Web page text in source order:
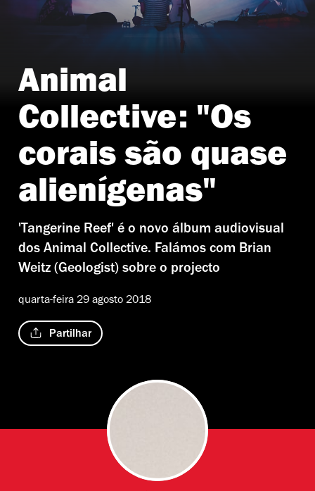
Animal
Collective: "Os
corais são quase
alienígenas"
'Tangerine Reef' é o novo álbum audiovisual
dos Animal Collective. Falámos com Brian
Weitz (Geologist) sobre o projecto
quarta-feira 29 agosto 2018
Partilhar